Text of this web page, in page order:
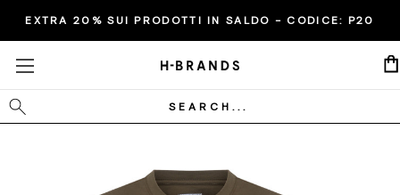
EXTRA 20% SUI PRODOTTI IN SALDO - CODICE: P20
Cerca